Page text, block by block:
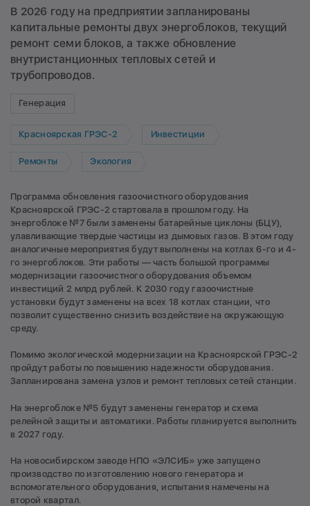
В 2026 году на предприятии запланированы
капитальные ремонты двух энергоблоков, текущий
ремонт семи блоков, а также обновление
внутристанционных тепловых сетей и
трубопроводов.
Генерация
Красноярская ГРЭС-2 Инвестиции
Ремонты Экология
Программа обновления газоочистного оборудования
Красноярской ГРЭС-2 стартовала в прошлом году. На
энергоблоке №7 были заменены батарейные циклоны (БЦУ),
улавливающие твердые частицы из дымовых газов. В этом году
аналогичные мероприятия будут выполнены на котлах 6-го и 4-
го энергоблоков. Эти работы — часть большой программы
модернизации газоочистного оборудования объемом
инвестиций 2 млрд рублей. К 2030 году газоочистные
установки будут заменены на всех 18 котлах станции, что
позволит существенно снизить воздействие на окружающую
среду.
Помимо экологической модернизации на Красноярской ГРЭС-2
пройдут работы по повышению надежности оборудования.
Запланирована замена узлов и ремонт тепловых сетей станции.
На энергоблоке №5 будут заменены генератор и схема
релейной защиты и автоматики. Работы планируется выполнить
в 2027 году.
На новосибирском заводе НПО «ЭЛСИБ» уже запущено
производство по изготовлению нового генератора и
вспомогательного оборудования, испытания намечены на
второй квартал.